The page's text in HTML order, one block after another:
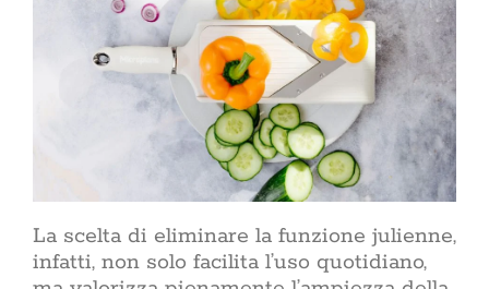
dimensione
si
coltivano le
prende
si
patinata
palestra,
La scelta di eliminare la funzione julienne,
infatti, non solo facilita l’uso quotidiano,